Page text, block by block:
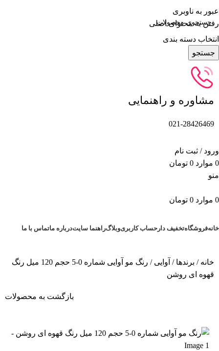
عبور به ناوبری
رفتن به محتوای اصلی
انتخاب دسته بندی
جستجو
مشاوره و راهنمایی
021-28426469
ورود / ثبت نام
0 موارد 0 تومان
منو
0 موارد 0 تومان
خانهفروشگاهتخفیف دار حساب کاربریوبلاگراهنما سایتدرباره ماتماس با ما
خانه برندها آوایی
رنگ مو آوایی شماره 0-5 حجم 120 میل رنگ
قهوه ای روشن
بازگشت به محصولات